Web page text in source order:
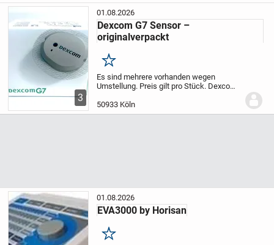
3
01.08.2026
Dexcom G7 Sensor –
originalverpackt
Merken
Es sind mehrere vorhanden wegen
Umstellung. Preis gilt pro Stück. Dexcom
Stunden Karenzzeit)
ein MHD vom 31.08.2026 Originalverpackt
50933 Köln
01.08.2026
EVA3000 by Horisan
Merken